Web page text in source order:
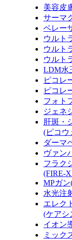
美容皮
サーマ
ベレー
ウルト
ウルト
ウルト
LDM水
ピコレ
ピコレ
フォト
ジェネ
肝斑・
(ピコウ
ダーマ
ヴァン
フラク
(FIRE-
MPガ
水光注
エレク
(ケアシ
イオン
ミック